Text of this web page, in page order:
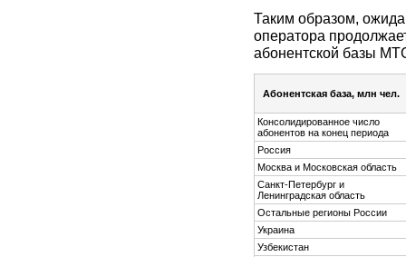
Таким образом,
оператора
абонентской базы
Абонентская база, млн чел.
Консолидированное число
абонентов на конец периода
Россия
Москва и Московская область
Санкт-Петербург и
Ленинградская область
Остальные регионы России
Украина
Узбекистан